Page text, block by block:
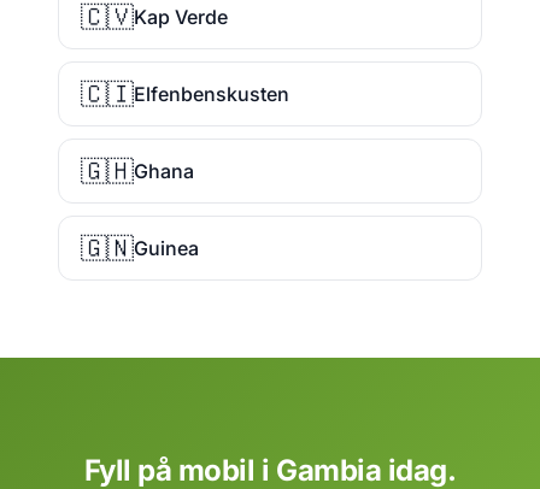
🇨🇻Kap Verde
🇨🇮Elfenbenskusten
🇬🇭Ghana
🇬🇳Guinea
Fyll på mobil i Gambia idag.